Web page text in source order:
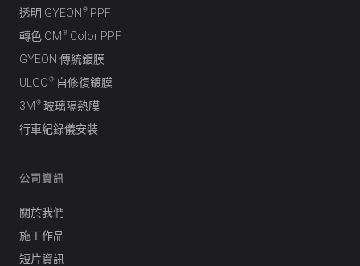
ULGO® Black Infinity™ 自修復鍍膜
PPF 車漆保護膜
透明 GYEON® PPF
轉色 OM® Individual Color PPF
3M® Crystalline™ 玻璃隔熱膜
行車紀錄儀
行車紀錄儀安裝
全部作品
透明 PPF
轉色 Color PPF
鍍膜 Coating
透明 GYEON ® PPF
轉色 OM ® Color PPF
GYEON 傳統鍍膜
ULGO ® 自修復鍍膜
3M ® 玻璃隔熱膜
行車紀錄儀安裝
公司資訊
關於我們
施工作品
短片資訊